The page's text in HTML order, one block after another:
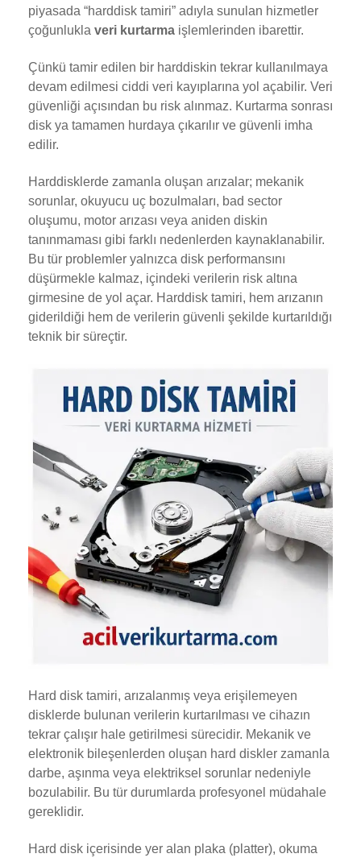
piyasada “harddisk tamiri” adıyla sunulan hizmetler
çoğunlukla veri kurtarma işlemlerinden ibarettir.
Çünkü tamir edilen bir harddiskin tekrar kullanılmaya
devam edilmesi ciddi veri kayıplarına yol açabilir. Veri
güvenliği açısından bu risk alınmaz. Kurtarma sonrası
disk ya tamamen hurdaya çıkarılır ve güvenli imha
edilir.
Harddisklerde zamanla oluşan arızalar; mekanik
sorunlar, okuyucu uç bozulmaları, bad sector
oluşumu, motor arızası veya aniden diskin
tanınmaması gibi farklı nedenlerden kaynaklanabilir.
Bu tür problemler yalnızca disk performansını
düşürmekle kalmaz, içindeki verilerin risk altına
girmesine de yol açar. Harddisk tamiri, hem arızanın
giderildiği hem de verilerin güvenli şekilde kurtarıldığı
teknik bir süreçtir.
Hard disk tamiri, arızalanmış veya erişilemeyen
disklerde bulunan verilerin kurtarılması ve cihazın
tekrar çalışır hale getirilmesi sürecidir. Mekanik ve
elektronik bileşenlerden oluşan hard diskler zamanla
darbe, aşınma veya elektriksel sorunlar nedeniyle
bozulabilir. Bu tür durumlarda profesyonel müdahale
gereklidir.
Hard disk içerisinde yer alan plaka (platter), okuma